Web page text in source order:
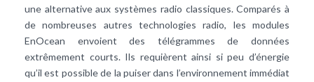
une alternative aux systèmes radio classiques. Comparés à
de nombreuses autres technologies radio, les modules
EnOcean envoient des télégrammes de données
extrêmement courts. Ils requièrent ainsi si peu d’énergie
qu’il est possible de la puiser dans l’environnement immédiat